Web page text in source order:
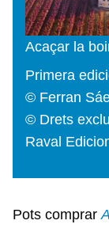
Acaçar la
Primera
© Ferran
© Drets
Raval
Pots comprar